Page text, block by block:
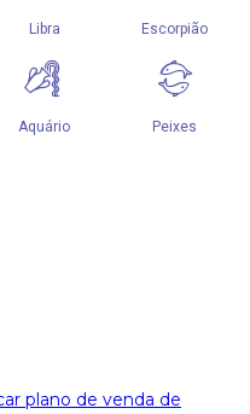
plano de venda de